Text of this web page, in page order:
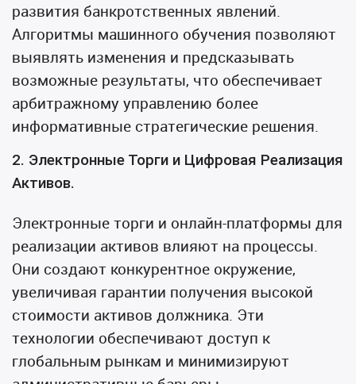
развития банкротственных явлений.
Алгоритмы машинного обучения позволяют
выявлять изменения и предсказывать
возможные результаты, что обеспечивает
арбитражному управлению более
информативные стратегические решения.
2. Электронные Торги и Цифровая Реализация
Активов.
Электронные торги и онлайн-платформы для
реализации активов влияют на процессы.
Они создают конкурентное окружение,
увеличивая гарантии получения высокой
стоимости активов должника. Эти
технологии обеспечивают доступ к
глобальным рынкам и минимизируют